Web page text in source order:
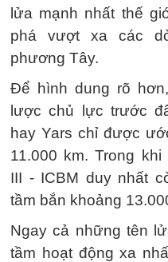
lửa mạnh nhất thế
phá vượt xa các
phương Tây.
Để hình dung rõ
lược chủ lực trước
hay Yars chỉ được
11.000 km. Trong khi
III - ICBM duy nhất
tầm bắn khoảng
Ngay cả những tên
tầm hoạt động xa